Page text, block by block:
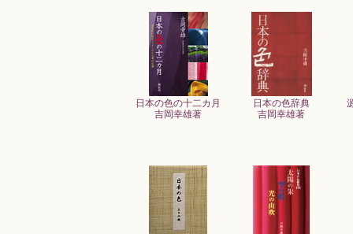
日本の色の十二カ月
吉岡幸雄著
日本の色辞典
吉岡幸雄著